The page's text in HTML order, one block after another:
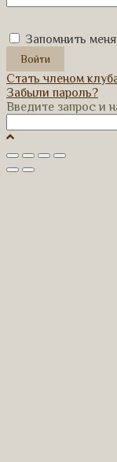
Запомнить меня
Стать членом
Забыли пароль?
Введите запрос и